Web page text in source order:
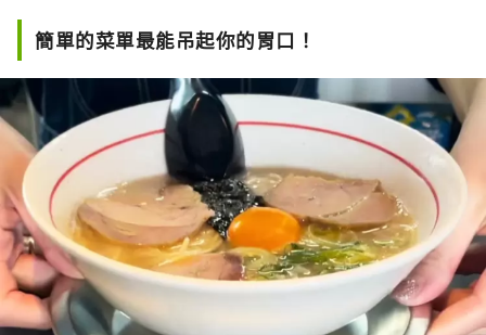
簡單的菜單最能吊起你的胃口！